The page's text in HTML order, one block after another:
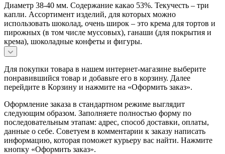
Диаметр 38-40 мм. Содержание какао 53%. Текучесть – три
капли. Ассортимент изделий, для которых можно
использовать шоколад, очень широк – это крема для тортов и
пирожных (в том числе муссовых), ганаши (для покрытия и
крема), шоколадные конфеты и фигуры.
Для покупки товара в нашем интернет-магазине выберите
понравившийся товар и добавьте его в корзину. Далее
перейдите в Корзину и нажмите на «Оформить заказ».
Оформление заказа в стандартном режиме выглядит
следующим образом. Заполняете полностью форму по
последовательным этапам: адрес, способ доставки, оплаты,
данные о себе. Советуем в комментарии к заказу написать
информацию, которая поможет курьеру вас найти. Нажмите
кнопку «Оформить заказ».